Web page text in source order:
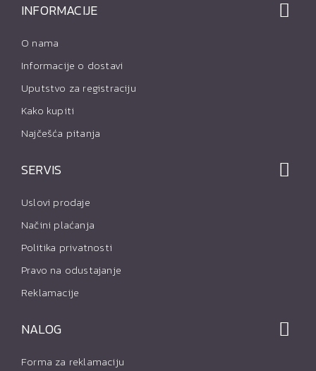
INFORMACIJE
O nama
Informacije o dostavi
Uputstvo za registraciju
Kako kupiti
Najčešća pitanja
SERVIS
Uslovi prodaje
Načini plaćanja
Politika privatnosti
Pravo na odustajanje
Reklamacije
NALOG
Forma za reklamaciju